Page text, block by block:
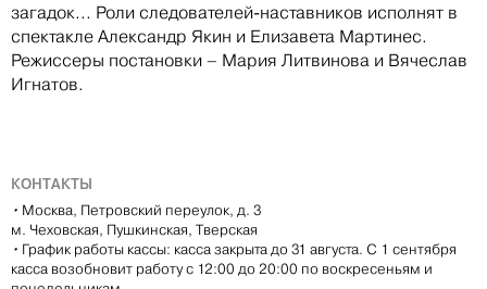
загадок... Роли следователей-наставников исполнят в
спектакле Александр Якин и Елизавета Мартинес.
Режиссеры постановки – Мария Литвинова и Вячеслав
Игнатов.
КОНТАКТЫ
• Москва, Петровский переулок, д. 3
м. Чеховская, Пушкинская, Тверская
• График работы кассы: касса закрыта до 31 августа. С 1 сентября
касса возобновит работу с 12:00 до 20:00 по воскресеньям и